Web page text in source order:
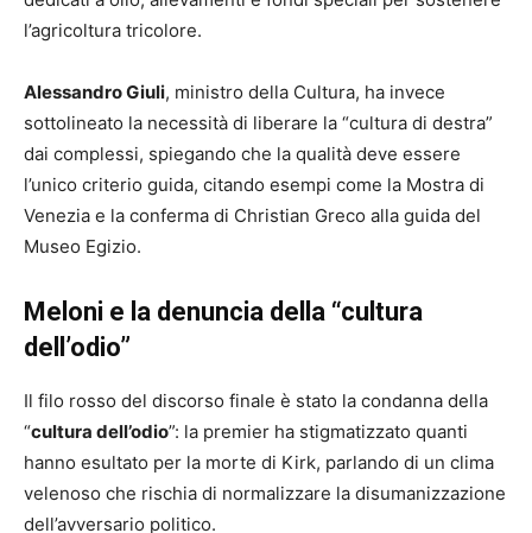
l’agricoltura tricolore.
Alessandro Giuli, ministro della Cultura, ha invece
sottolineato la necessità di liberare la “cultura di destra”
dai complessi, spiegando che la qualità deve essere
l’unico criterio guida, citando esempi come la Mostra di
Venezia e la conferma di Christian Greco alla guida del
Museo Egizio.
Meloni e la denuncia della “cultura
dell’odio”
Il filo rosso del discorso finale è stato la condanna della
“cultura dell’odio”: la premier ha stigmatizzato quanti
hanno esultato per la morte di Kirk, parlando di un clima
velenoso che rischia di normalizzare la disumanizzazione
dell’avversario politico.